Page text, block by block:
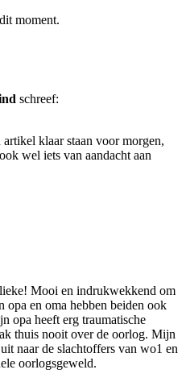
moment.
schreef:
klaar staan voor morgen,
wel iets van aandacht aan
Mooi en indrukwekkend om
opa en oma hebben beiden ook
opa heeft erg traumatische
thuis nooit over de oorlog. Mijn
naar de slachtoffers van wo1 en
oorlogsgeweld.